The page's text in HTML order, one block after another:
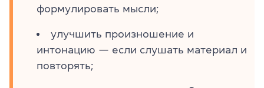
формулировать мысли;
улучшить произношение и
интонацию — если слушать материал и
повторять;